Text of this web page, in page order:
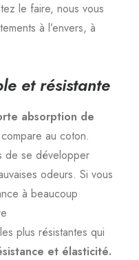
le faire, nous vous
à l’envers, à
et résistante
absorption de
au coton.
de se développer
odeurs. Si vous
à beaucoup
plus résistantes qui
et élasticité.